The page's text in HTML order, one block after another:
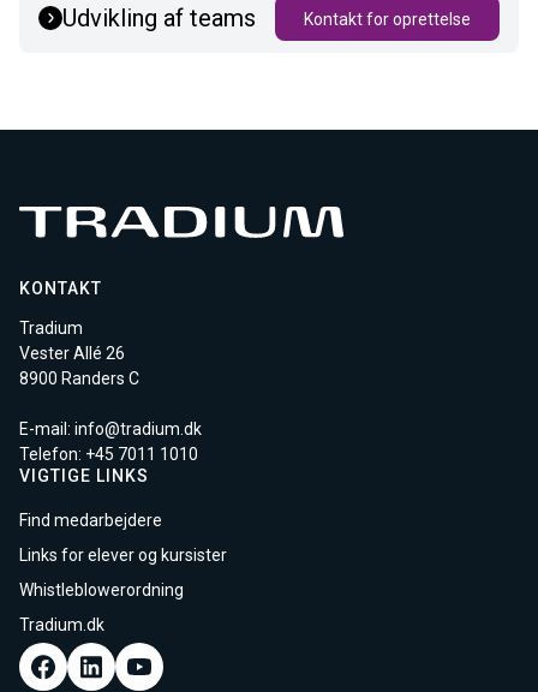
Udvikling af teams Kontakt for oprettelse
KONTAKT
Tradium
Vester Allé 26
8900 Randers C
E-mail: info@tradium.dk
Telefon: +45 7011 1010
VIGTIGE LINKS
Find medarbejdere
Links for elever og kursister
Whistleblowerordning
Tradium.dk